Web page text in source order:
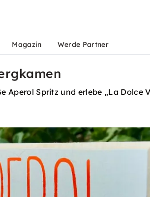
Magazin Werde Partner
Aperol Spritz und erlebe „La Dolce